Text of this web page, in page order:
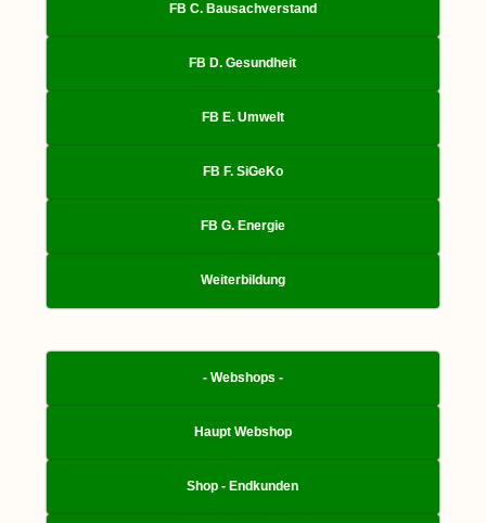
FB C. Bausachverstand
FB D. Gesundheit
FB E. Umwelt
FB F. SiGeKo
FB G. Energie
Weiterbildung
- Webshops -
Haupt Webshop
Shop - Endkunden